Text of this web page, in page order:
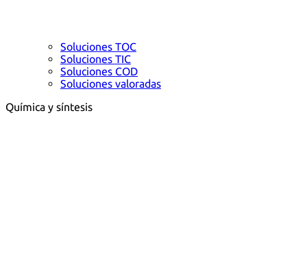
Soluciones TOC
Soluciones TIC
Soluciones COD
Soluciones valoradas
Química y síntesis